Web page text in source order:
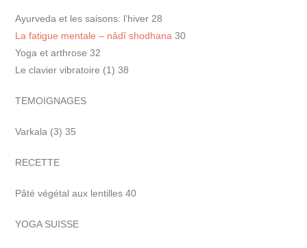
Ayurveda et les saisons: l’hiver 28
La fatigue mentale – nâdî shodhana 30
Yoga et arthrose 32
Le clavier vibratoire (1) 38
TEMOIGNAGES
Varkala (3) 35
RECETTE
Pâté végétal aux lentilles 40
YOGA SUISSE